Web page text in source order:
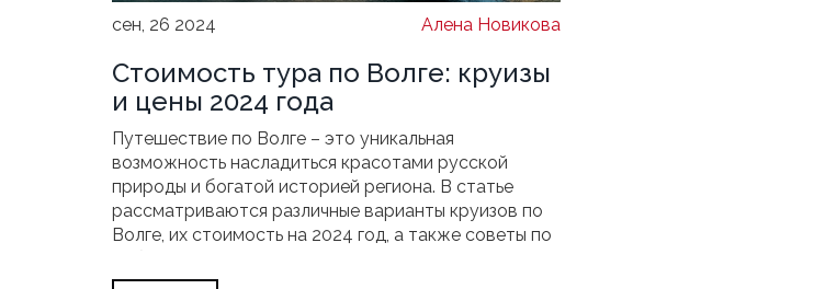
сен, 26 2024 Алена Новикова
Стоимость тура по Волге: круизы
и цены 2024 года
Путешествие по Волге – это уникальная
возможность насладиться красотами русской
природы и богатой историей региона. В статье
рассматриваются различные варианты круизов по
Волге, их стоимость на 2024 год, а также советы по